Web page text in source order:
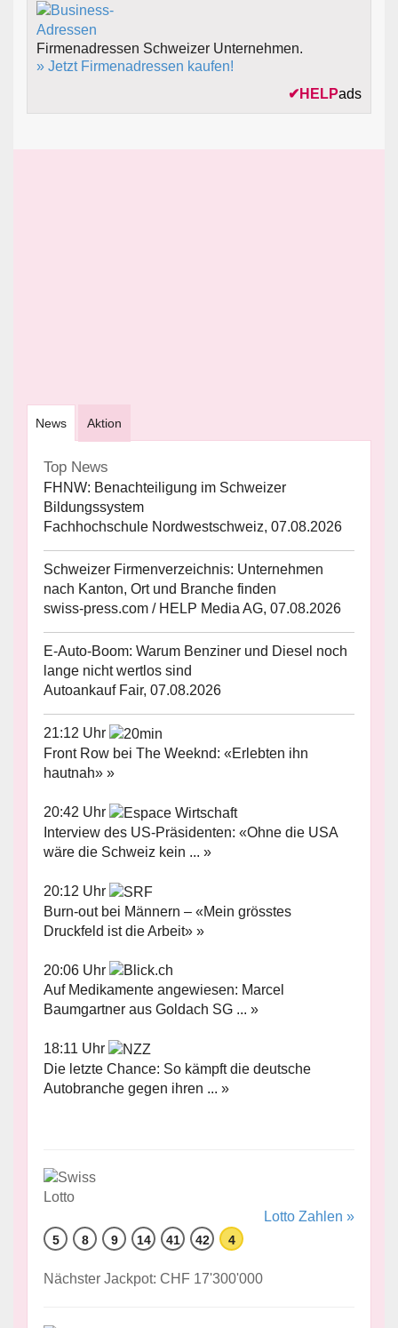
Firmenadressen Schweizer Unternehmen.
» Jetzt Firmenadressen kaufen!
✔ HELPads
News Aktion
Top News
FHNW: Benachteiligung im Schweizer
Bildungssystem
Fachhochschule Nordwestschweiz, 07.08.2026
Schweizer Firmenverzeichnis: Unternehmen
nach Kanton, Ort und Branche finden
swiss-press.com / HELP Media AG, 07.08.2026
E-Auto-Boom: Warum Benziner und Diesel noch
lange nicht wertlos sind
Autoankauf Fair, 07.08.2026
21:12 Uhr
Front Row bei The Weeknd: «Erlebten ihn
hautnah» »
20:42 Uhr
Interview des US-Präsidenten: «Ohne die USA
wäre die Schweiz kein ... »
20:12 Uhr
Burn-out bei Männern – «Mein grösstes
Druckfeld ist die Arbeit» »
20:06 Uhr
Auf Medikamente angewiesen: Marcel
Baumgartner aus Goldach SG ... »
18:11 Uhr
Die letzte Chance: So kämpft die deutsche
Autobranche gegen ihren ... »
Lotto Zahlen »
5 8 9 14 41 42 4
Nächster Jackpot: CHF 17'300'000